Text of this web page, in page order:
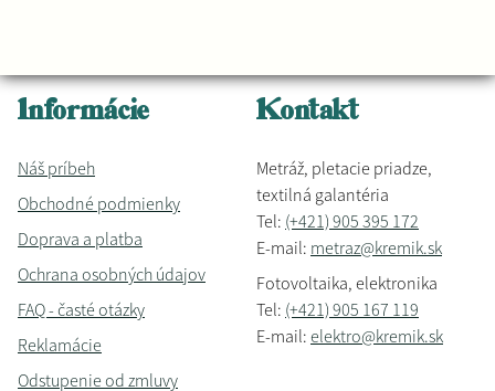
Informácie
Náš príbeh
Obchodné podmienky
Doprava a platba
Ochrana osobných údajov
FAQ - časté otázky
Reklamácie
Odstupenie od zmluvy
Kontakt
Metráž, pletacie priadze,
textilná galantéria
Tel: (+421) 905 395 172
E-mail: metraz@kremik.sk
Fotovoltaika, elektronika
Tel: (+421) 905 167 119
E-mail: elektro@kremik.sk